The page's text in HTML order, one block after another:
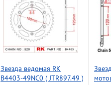
Звезда ведомая RK
B4403-49NC0 ( JTR897.49 )